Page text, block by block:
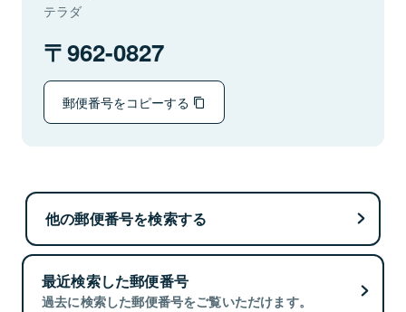
テラダ
962-0827
郵便番号をコピーする
他の郵便番号を検索する
最近検索した郵便番号
過去に検索した郵便番号をご覧いただけます。